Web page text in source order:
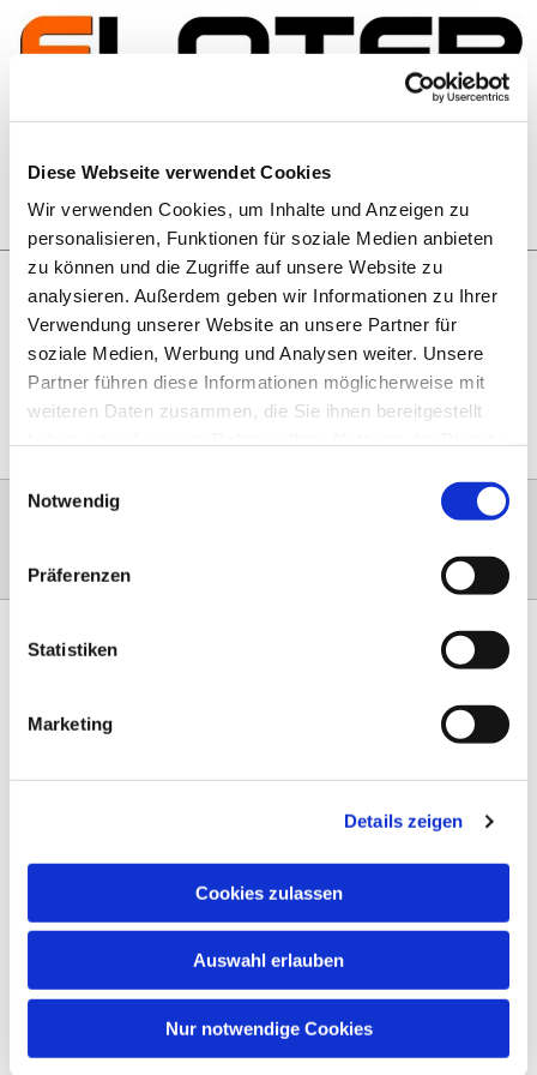
Diese Webseite verwendet Cookies
Wir verwenden Cookies, um Inhalte und Anzeigen zu
personalisieren, Funktionen für soziale Medien anbieten
zu können und die Zugriffe auf unsere Website zu
analysieren. Außerdem geben wir Informationen zu Ihrer
Verwendung unserer Website an unsere Partner für
soziale Medien, Werbung und Analysen weiter. Unsere
Partner führen diese Informationen möglicherweise mit
weiteren Daten zusammen, die Sie ihnen bereitgestellt
Einwilligungsauswahl
Notwendig
Präferenzen
Statistiken
Marketing
Details zeigen
Cookies zulassen
Auswahl erlauben
Nur notwendige Cookies
Zum Inhalt springen
Artikelsuche
Rechtliches
Hier geht es zu unserenAGB , zumWiderrufsrecht, zum
Impressum und zu unseremDatenschutz.
0151 68134038
Datenschutz
AGB
Widerruf